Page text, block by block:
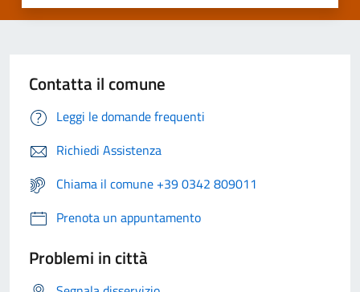
Contatta il comune
Leggi le domande frequenti
Richiedi Assistenza
Chiama il comune +39 0342 809011
Prenota un appuntamento
Problemi in città